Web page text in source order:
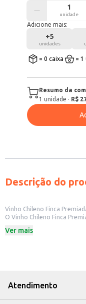
unidade
Adicione mais:
+5
unidades
= 0 caixa = 1
Resumo da
1 unidade · R$
Descrição do
Vinho Chileno Finca
O Vinho Chileno Finca
para harmonizar com
Perfeito para presentear
O Vinho Chileno Finca
tradição e sabor, ideal para
Ver mais
Atendimento